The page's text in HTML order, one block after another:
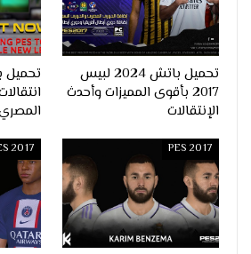
تحميل باتش 2024 لبيس
2017 بأقوى المميزات وأحدث
الإنتقالات
PES 2017
2017